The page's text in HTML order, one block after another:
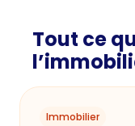
Tout ce
Immobilier